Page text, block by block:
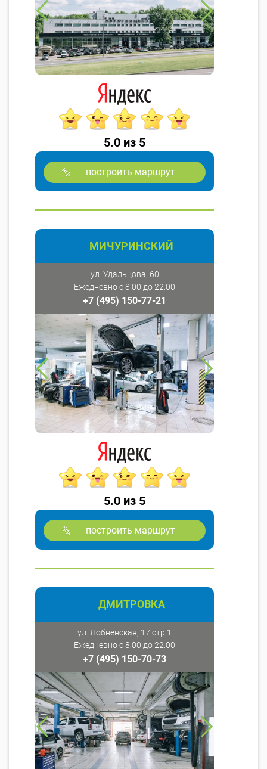
5.0 из 5
построить маршрут
МИЧУРИНСКИЙ
ул. Удальцова, 60
Ежедневно с 8:00 до 22:00
+7 (495) 150-77-21
5.0 из 5
построить маршрут
ДМИТРОВКА
ул. Лобненская, 17 стр 1
Ежедневно с 8:00 до 22:00
+7 (495) 150-70-73